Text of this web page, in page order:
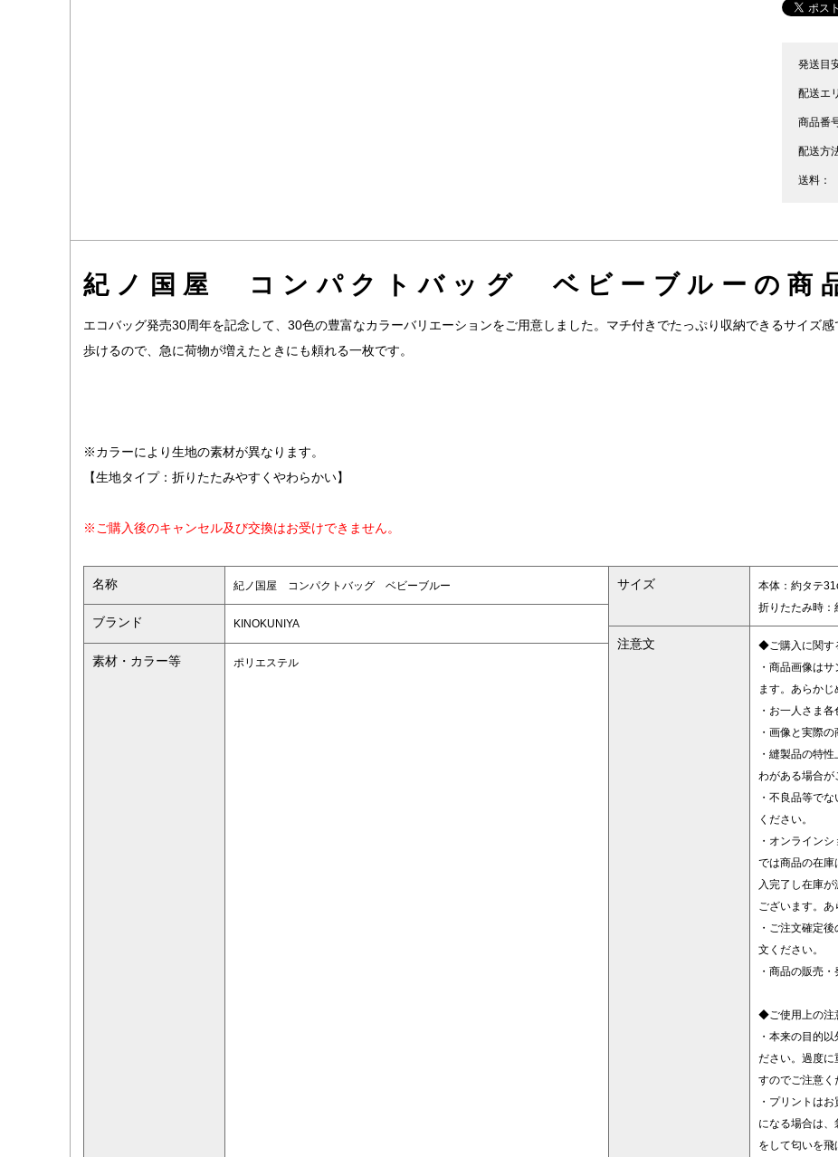
発送目
配送エ
商品番
配送方
送料：
紀ノ国屋 コンパクトバッグ ベビーブルーの商
エコバッグ発売30周年を記念して、30色の豊富なカラーバリエーションをご用意しました。マチ付きでたっぷり収納できるサイズ
歩けるので、急に荷物が増えたときにも頼れる一枚です。
※カラーにより生地の素材が異なります。
【生地タイプ：折りたたみやすくやわらかい】
※ご購入後のキャンセル及び交換はお受けできません。
名称 紀ノ国屋 コンパクトバッグ ベビーブルー
ブランド KINOKUNIYA
素材・カラー等 ポリエステル
サイズ
本体：約タテ
折りたたみ時
注意文
◆ご購入に関す
・商品画像は
ます。あらかじ
・お一人さま
・画像と実際
・縫製品の特
わがある場合が
・不良品等で
ください。
・オンライン
では商品の在庫
入完了し在庫
ございます。あ
・ご注文確定
文ください。
・商品の販売
◆ご使用上の注
・本来の目的
ださい。過度に
すのでご注意く
・プリントは
になる場合は
をして匂いを飛